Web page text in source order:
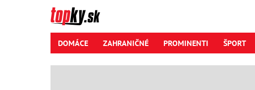
DOMÁCE ZAHRANIČNÉ PROMINENTI ŠPORT